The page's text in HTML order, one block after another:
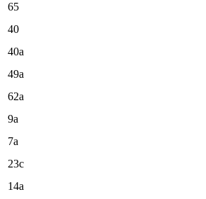
65
40
40a
49a
62a
9a
7a
23c
14a